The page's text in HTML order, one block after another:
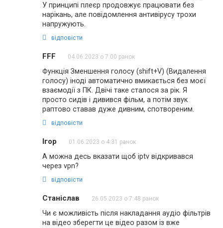
У принципі плеєр продовжує працювати без
нарікань, але повідомлення антивірусу трохи
напружують.
відповісти
FFF 04.06.2023 о 7:00 ранок
Функція Зменшення голосу (shift+V) (Видалення
голосу) іноді автоматично вмикається без моєї
взаємодії з ПК. Двічі таке сталося за рік. Я
просто сидів і дивився фільм, а потім звук
раптово ставав дуже дивним, спотвореним.
відповісти
Ігор 01.06.2023 о 4:31 ранок
А можна десь вказати щоб iptv відкривався
через vpn?
відповісти
Станіслав 26.05.2023 о 7:48 ранок
Чи є можливість після накладання аудіо фільтрів
на відео зберегти це відео разом із вже